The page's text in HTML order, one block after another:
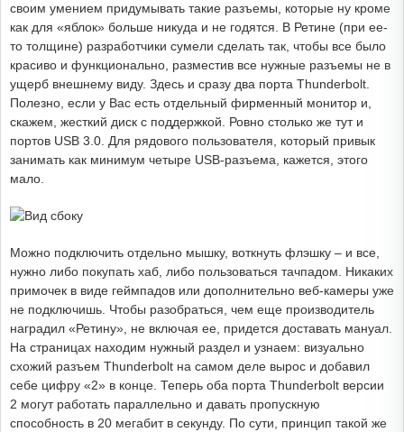
своим умением придумывать такие разъемы, которые ну кроме
как для «яблок» больше никуда и не годятся. В Ретине (при ее-
то толщине) разработчики сумели сделать так, чтобы все было
красиво и функционально, разместив все нужные разъемы не в
ущерб внешнему виду. Здесь и сразу два порта Thunderbolt.
Полезно, если у Вас есть отдельный фирменный монитор и,
скажем, жесткий диск с поддержкой. Ровно столько же тут и
портов USB 3.0. Для рядового пользователя, который привык
занимать как минимум четыре USB-разъема, кажется, этого
мало.
Можно подключить отдельно мышку, воткнуть флэшку – и все,
нужно либо покупать хаб, либо пользоваться тачпадом. Никаких
примочек в виде геймпадов или дополнительно веб-камеры уже
не подключишь. Чтобы разобраться, чем еще производитель
наградил «Ретину», не включая ее, придется доставать мануал.
На страницах находим нужный раздел и узнаем: визуально
схожий разъем Thunderbolt на самом деле вырос и добавил
себе цифру «2» в конце. Теперь оба порта Thunderbolt версии
2 могут работать параллельно и давать пропускную
способность в 20 мегабит в секунду. По сути, принцип такой же